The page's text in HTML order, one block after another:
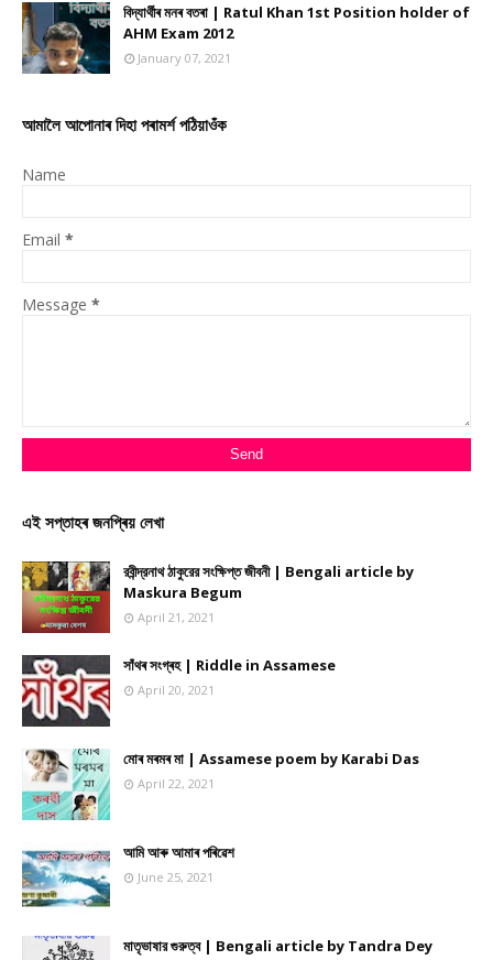
বিদ্যাৰ্থীৰ মনৰ বতৰা | Ratul Khan 1st Position holder of
AHM Exam 2012
January 07, 2021
আমালৈ আপোনাৰ দিহা পৰামৰ্শ পঠিয়াওঁক
Name
Email *
Message *
এই সপ্তাহৰ জনপ্ৰিয় লেখা
রবীন্দ্রনাথ ঠাকুরের সংক্ষিপ্ত জীবনী | Bengali article by
Maskura Begum
April 21, 2021
সাঁথৰ সংগ্ৰহ | Riddle in Assamese
April 20, 2021
মোৰ মৰমৰ মা | Assamese poem by Karabi Das
April 22, 2021
আমি আৰু আমাৰ পৰিৱেশ
June 25, 2021
মাতৃভাষার গুরুত্ব | Bengali article by Tandra Dey